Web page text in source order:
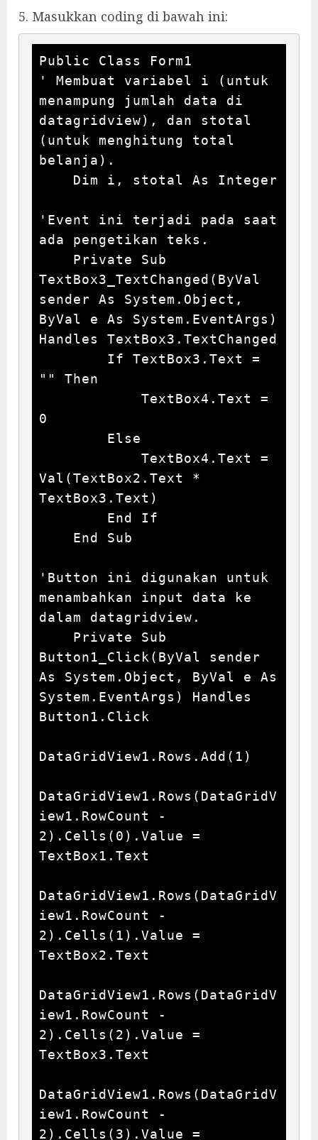
5. Masukkan coding di bawah ini:
Public Class Form1
' Membuat variabel i (untuk
menampung jumlah data di
datagridview), dan stotal
(untuk menghitung total
belanja).
'Event ini terjadi pada saat
ada pengetikan teks.
TextBox3_TextChanged(ByVal
sender As System.Object,
ByVal e As System.EventArgs)
Handles TextBox3.TextChanged
"" Then
0
Val(TextBox2.Text *
TextBox3.Text)
'Button ini digunakan untuk
menambahkan input data ke
dalam datagridview.
Button1_Click(ByVal sender
As System.Object, ByVal e As
System.EventArgs) Handles
Button1.Click
DataGridView1.Rows.Add(1)
DataGridView1.Rows(DataGridV
iew1.RowCount -
2).Cells(0).Value =
TextBox1.Text
DataGridView1.Rows(DataGridV
iew1.RowCount -
2).Cells(1).Value =
TextBox2.Text
DataGridView1.Rows(DataGridV
iew1.RowCount -
2).Cells(2).Value =
TextBox3.Text
DataGridView1.Rows(DataGridV
iew1.RowCount -
2).Cells(3).Value =